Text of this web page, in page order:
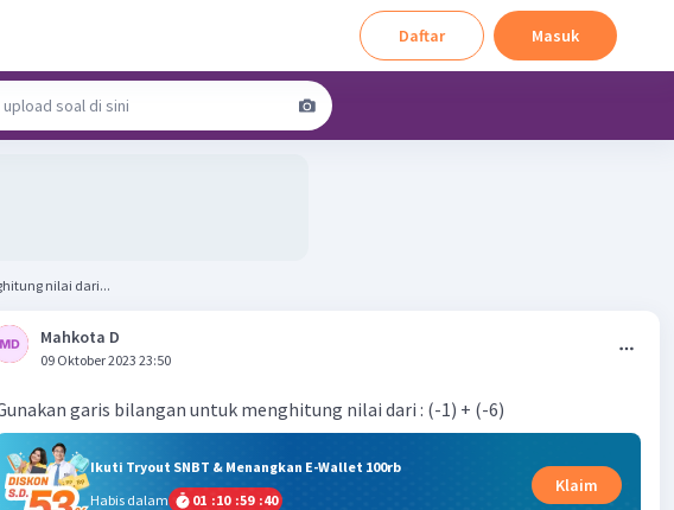
Daftar Masuk
nilai dari...
Mahkota D
09 Oktober 2023 23:50
garis bilangan untuk menghitung nilai dari : (-1) + (-6)
Ikuti Tryout SNBT & Menangkan E-Wallet 100rb
Habis dalam
01 :10 :59 :40
Klaim